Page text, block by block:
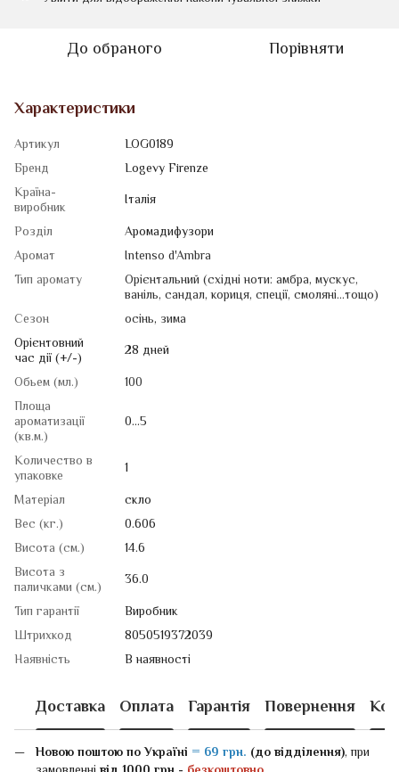
До обраного Порівняти
Характеристики
Артикул
LOG0189
Бренд
Logevy Firenze
Країна-
виробник
Італія
Розділ
Аромадифузори
Аромат
Intenso d'Ambra
Тип аромату
Орієнтальний (східні ноти: амбра, мускус,
ваніль, сандал, кориця, спеції, смоляні...тощо)
Сезон
осінь, зима
Орієнтовний
час дії (+/-)
28 дней
Обьем (мл.)
100
Площа
ароматизації
(кв.м.)
0...5
Количество в
упаковке
1
Матеріал
скло
Вес (кг.)
0.606
Висота (см.)
14.6
Висота з
паличками (см.)
36.0
Тип гарантії
Виробник
Штрихкод
8050519372039
Наявність
В наявності
Доставка Оплата Гарантія Повернення
Новою поштоюпо Україні = 69 грн. (до відділення), при